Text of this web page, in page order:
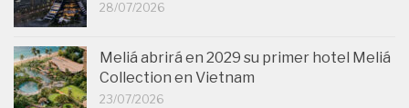
28/07/2026
Meliá abrirá en 2029 su primer hotel Meliá
Collection en Vietnam
23/07/2026